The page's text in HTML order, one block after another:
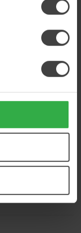
woontrend van dit
Korting op
de kust in huis